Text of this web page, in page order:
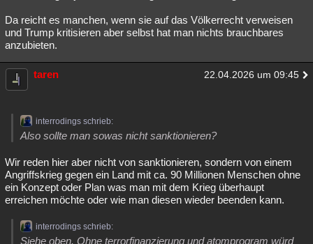
Da reicht es manchen, wenn sie auf das Völkerrecht verweisen
und Trump kritisieren aber selbst hat man nichts brauchbares
anzubieten.
taren 22.04.2026 um 09:45
interrodings schrieb:
Also sollte man sowas nicht sanktionieren?
Wir reden hier aber nicht von sanktionieren, sondern von einem
Angriffskrieg gegen ein Land mit ca. 90 Millionen Menschen ohne
ein Konzept oder Plan was man mit dem Krieg überhaupt
erreichen möchte oder wie man diesen wieder beenden kann.
interrodings schrieb:
Siehe oben. Ohne terrorfinanzierung und atomprogram würd